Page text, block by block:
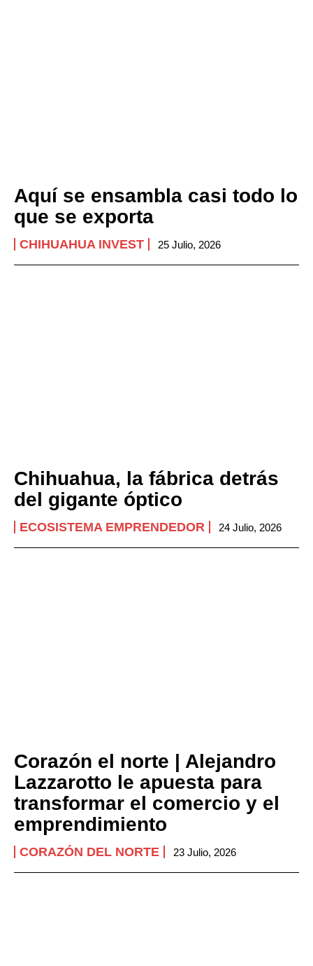
Aquí se ensambla casi todo lo
que se exporta
CHIHUAHUA INVEST 25 Julio, 2026
Chihuahua, la fábrica detrás
del gigante óptico
ECOSISTEMA EMPRENDEDOR 24 Julio, 2026
Corazón el norte | Alejandro
Lazzarotto le apuesta para
transformar el comercio y el
emprendimiento
CORAZÓN DEL NORTE 23 Julio, 2026